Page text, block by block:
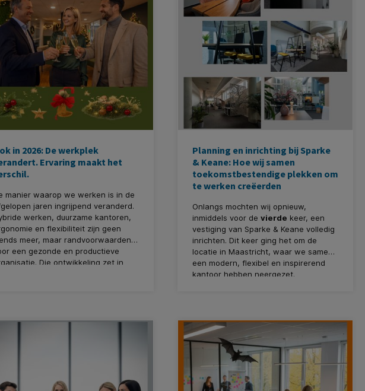
in 2026: De werkplek
Ervaring maakt het
manier waarop we werken is in de
jaren ingrijpend veranderd.
werken, duurzame kantoren,
en flexibiliteit zijn geen
meer, maar randvoorwaarden
een gezonde en productieve
Die ontwikkeling zet in
Planning en inrichting bij Sparke
& Keane: Hoe wij samen
toekomstbestendige plekken om
te werken creëerden
Onlangs mochten wij opnieuw,
inmiddels voor de vierde keer, een
vestiging van Sparke & Keane volledig
inrichten. Dit keer ging het om de
locatie in Maastricht, waar we samen
een modern, flexibel en inspirerend
kantoor hebben neergezet.